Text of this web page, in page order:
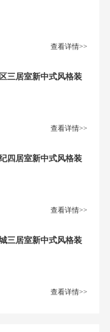
查看详情>>
三居室新中式风格装
查看详情>>
四居室新中式风格装
查看详情>>
三居室新中式风格装
查看详情>>